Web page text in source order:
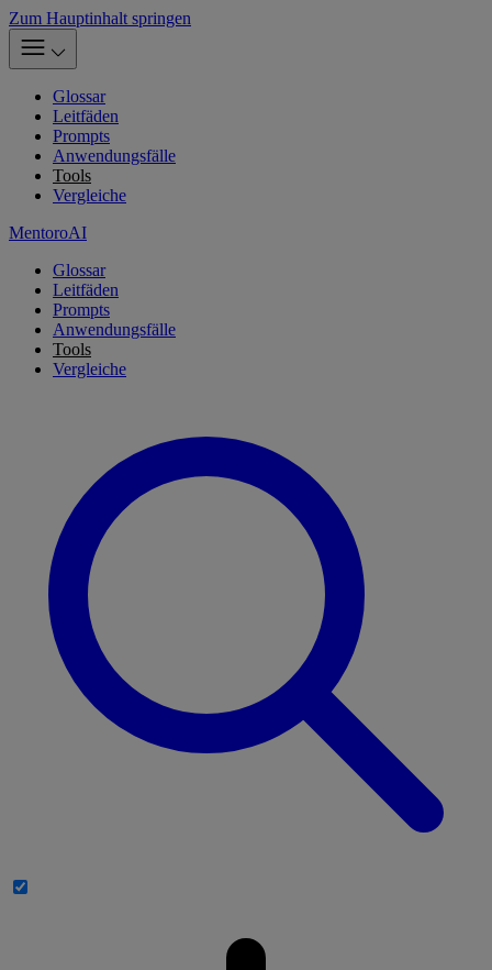
Zum Hauptinhalt springen
Glossar
Leitfäden
Prompts
Anwendungsfälle
Tools
Vergleiche
MentoroAI
Glossar
Leitfäden
Prompts
Anwendungsfälle
Tools
Vergleiche